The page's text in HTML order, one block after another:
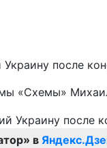
после
«Схемы»
в